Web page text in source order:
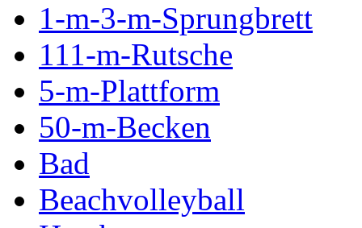
1-m-3-m-Sprungbrett
111-m-Rutsche
5-m-Plattform
50-m-Becken
Bad
Beachvolleyball